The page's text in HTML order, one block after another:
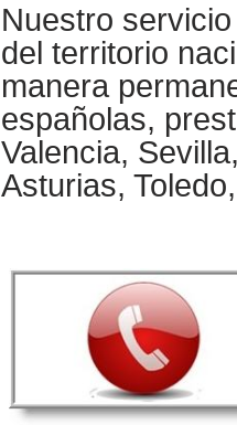
Nuestro
del territorio
manera
españolas,
Valencia,
Asturias,